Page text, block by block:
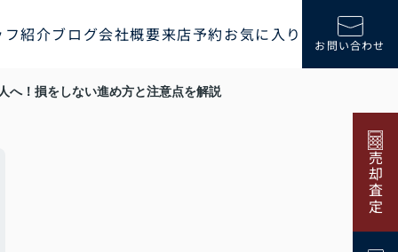
紹介ブログ会社概要来店予約お気に入り お問い合わせ
売却査定
へ！損をしない進め方と注意点を解説